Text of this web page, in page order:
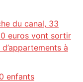
du canal, 33
euros vont sortir
à
enfants